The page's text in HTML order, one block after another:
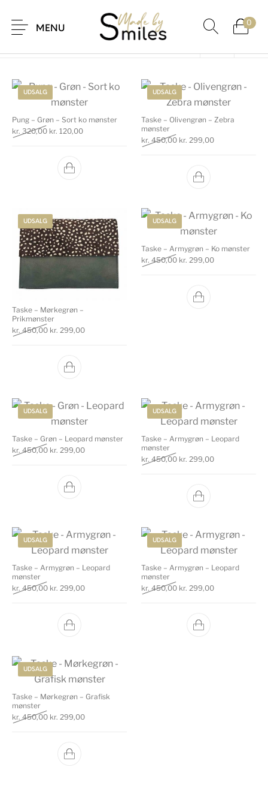
MENU
0
Forside
UDSALG
Pung – Grøn – Sort ko mønster
kr. 320,00 Den oprindelige pris var: kr. 320,00.
kr. 120,00Den aktuelle pris er: kr. 120,00.
UDSALG
Taske – Olivengrøn – Zebra
mønster
kr. 450,00 Den oprindelige pris var:
kr. 299,00Den aktuelle
UDSALG
Taske – Mørkegrøn –
Prikmønster
kr. 450,00 Den oprindelige pris var: kr. 450,00.
kr. 299,00Den aktuelle pris er: kr. 299,00.
UDSALG
Taske – Armygrøn – Ko mønster
kr. 450,00 Den oprindelige pris var:
kr. 299,00Den aktuelle
UDSALG
Taske – Grøn – Leopard mønster
kr. 450,00 Den oprindelige pris var: kr. 450,00.
kr. 299,00Den aktuelle pris er: kr. 299,00.
UDSALG
Taske – Armygrøn – Leopard
mønster
kr. 450,00 Den oprindelige pris var:
kr. 299,00Den aktuelle
UDSALG
Taske – Armygrøn – Leopard
mønster
kr. 450,00 Den oprindelige pris var: kr. 450,00.
kr. 299,00Den aktuelle pris er: kr. 299,00.
UDSALG
Taske – Armygrøn – Leopard
mønster
kr. 450,00 Den oprindelige pris var:
kr. 299,00Den aktuelle
UDSALG
Taske – Mørkegrøn – Grafisk
mønster
kr. 450,00 Den oprindelige pris var: kr. 450,00.
kr. 299,00Den aktuelle pris er: kr. 299,00.